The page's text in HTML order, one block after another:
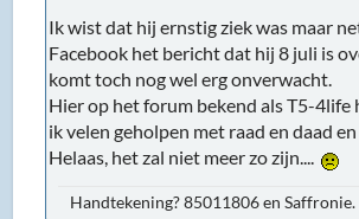
Ik wist dat hij ernstig ziek was maar
Facebook het bericht dat hij 8 juli is
komt toch nog wel erg onverwacht.
Hier op het forum bekend als T5-4life
ik velen geholpen met raad en daad
Helaas, het zal niet meer zo zijn....
Handtekening? 85011806 en Saffronie.